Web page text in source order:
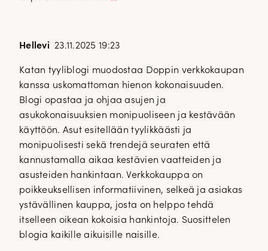
Hellevi 23.11.2025 19:23
Katan tyyliblogi muodostaa Doppin verkkokaupan
kanssa uskomattoman hienon kokonaisuuden.
Blogi opastaa ja ohjaa asujen ja
asukokonaisuuksien monipuoliseen ja kestävään
käyttöön. Asut esitellään tyylikkäästi ja
monipuolisesti sekä trendejä seuraten että
kannustamalla aikaa kestävien vaatteiden ja
asusteiden hankintaan. Verkkokauppa on
poikkeuksellisen informatiivinen, selkeä ja asiakas
ystävällinen kauppa, josta on helppo tehdä
itselleen oikean kokoisia hankintoja. Suosittelen
blogia kaikille aikuisille naisille.